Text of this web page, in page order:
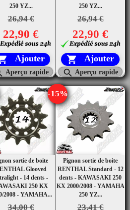
250 YZ...
26,94 €
22,90 €
Ajouter
Aperçu rapide
250 YZ...
26,94 €
22,90 €
 Ajouter
 Aperçu rapide
sortie de boite
Glooved
- 14 dents -
250 KX
2008 - YAMAHA...
34,00 €
Pignon sortie de boite
RENTHAL Standard - 12
dents - KAWASAKI 250
KX 2000/2008 - YAMAHA
250 YZ...
23,41 €
-15%